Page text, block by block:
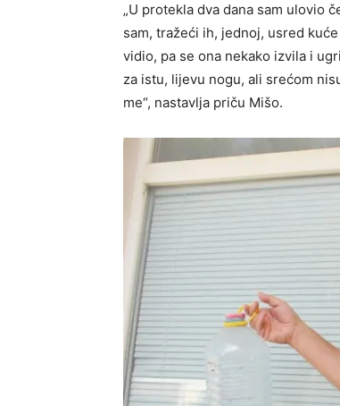
„U protekla dva dana sam ulovio
sam, tražeći ih, jednoj, usred
vidio, pa se ona nekako izvila i
za istu, lijevu nogu, ali srećom
me“, nastavlja priču Mišo.